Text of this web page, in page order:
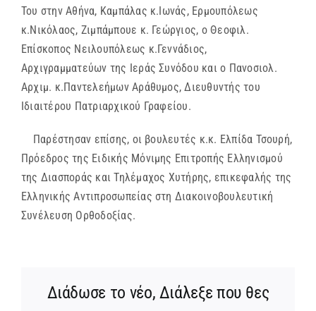
Του στην Αθήνα, Καμπάλας κ.Ιωνάς, Ερμουπόλεως
κ.Νικόλαος, Ζιμπάμπουε κ. Γεώργιος, ο Θεοφιλ.
Επίσκοπος Νειλουπόλεως κ.Γεννάδιος,
Αρχιγραμματεύων της Ιεράς Συνόδου και ο Πανοσιολ.
Αρχιμ. κ.Παντελεήμων Αράθυμος, Διευθυντής του
Ιδιαιτέρου Πατριαρχικού Γραφείου.
Παρέστησαν επίσης, οι βουλευτές κ.κ. Ελπίδα Τσουρή,
Πρόεδρος της Ειδικής Μόνιμης Επιτροπής Ελληνισμού
της Διασποράς και Τηλέμαχος Χυτήρης, επικεφαλής της
Ελληνικής Αντιπροσωπείας στη Διακοινοβουλευτική
Συνέλευση Ορθοδοξίας.
Διάδωσε το νέο, Διάλεξε που θες